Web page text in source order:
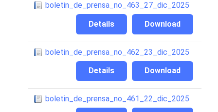
boletin_de_prensa_no_463_27_dic_2025
Download
Details
boletin_de_prensa_no_462_23_dic_2025
Download
Details
boletin_de_prensa_no_461_22_dic_2025